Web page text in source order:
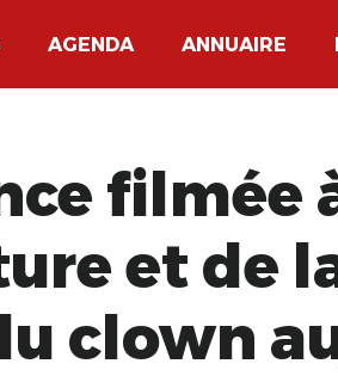
AGENDA ANNUAIRE
filmée
et de
clown